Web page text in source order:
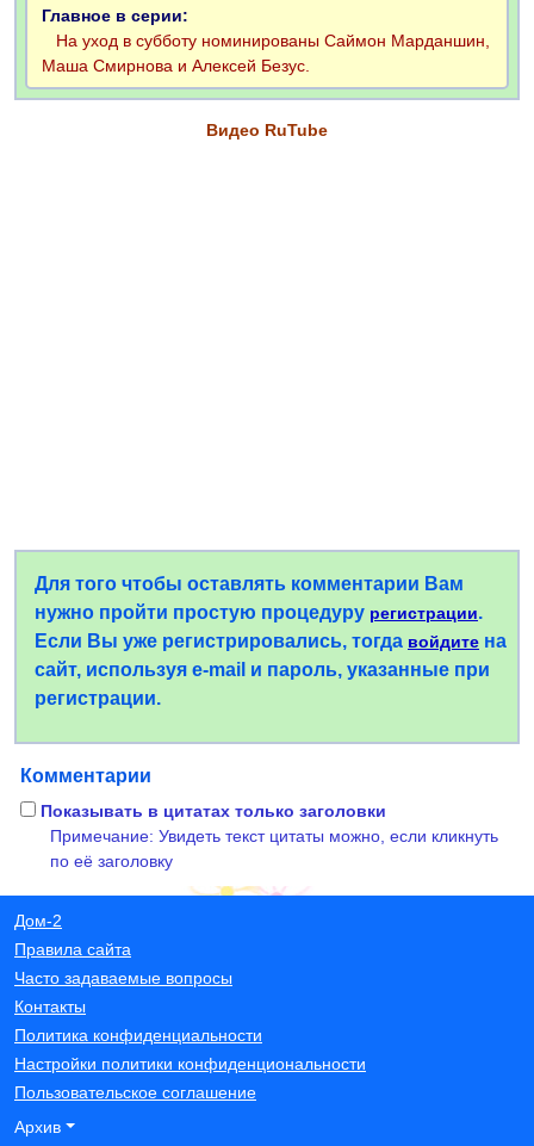
Главное в серии:
На уход в субботу номинированы Саймон Марданшин,
Маша Смирнова и Алексей Безус.
Видео RuTube
Для того чтобы оставлять комментарии Вам
нужно пройти простую процедуру регистрации.
Если Вы уже регистрировались, тогда войдите на
сайт, используя e-mail и пароль, указанные при
регистрации.
Комментарии
Показывать в цитатах только заголовки
Примечание: Увидеть текст цитаты можно, если кликнуть
по её заголовку
Дом-2
Правила сайта
Часто задаваемые вопросы
Контакты
Политика конфиденциальности
Настройки политики конфиденциональности
Пользовательское соглашение
Архив